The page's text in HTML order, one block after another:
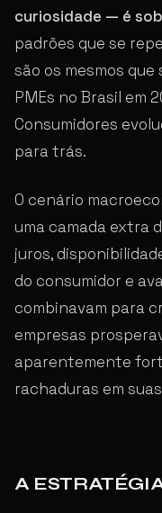
curiosidade — é
padrões que se
são os mesmos
PMEs no Brasil em
Consumidores
para trás.
O cenário
uma camada extra
juros,
do consumidor e
combinavam para
empresas
aparentemente
rachaduras em
A